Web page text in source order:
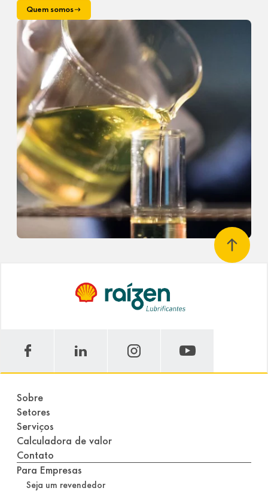
Quem somos
Sobre
Setores
Serviços
Calculadora de valor
Contato
Para Empresas
Seja um revendedor